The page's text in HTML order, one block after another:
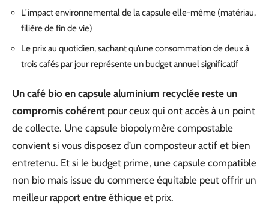
L’impact environnemental de la capsule elle-même (matériau,
filière de fin de vie)
Le prix au quotidien, sachant qu’une consommation de deux à
trois cafés par jour représente un budget annuel significatif
Un café bio en capsule aluminium recyclée reste un
compromis cohérent pour ceux qui ont accès à un point
de collecte. Une capsule biopolymère compostable
convient si vous disposez d’un composteur actif et bien
entretenu. Et si le budget prime, une capsule compatible
non bio mais issue du commerce équitable peut offrir un
meilleur rapport entre éthique et prix.